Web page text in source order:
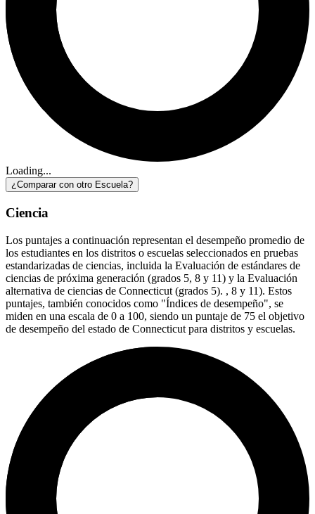
Loading...
¿Comparar con otro Escuela?
Ciencia
Los puntajes a continuación representan el desempeño promedio de
los estudiantes en los distritos o escuelas seleccionados en pruebas
estandarizadas de ciencias, incluida la Evaluación de estándares de
ciencias de próxima generación (grados 5, 8 y 11) y la Evaluación
alternativa de ciencias de Connecticut (grados 5). , 8 y 11). Estos
puntajes, también conocidos como "Índices de desempeño", se
miden en una escala de 0 a 100, siendo un puntaje de 75 el objetivo
de desempeño del estado de Connecticut para distritos y escuelas.